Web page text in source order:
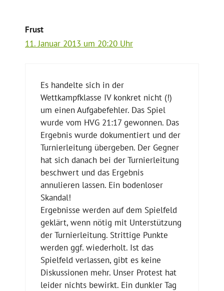
Frust
11. Januar 2013 um 20:20 Uhr
Es handelte sich in der
Wettkampfklasse IV konkret nicht (!)
um einen Aufgabefehler. Das Spiel
wurde vom HVG 21:17 gewonnen. Das
Ergebnis wurde dokumentiert und der
Turnierleitung übergeben. Der Gegner
hat sich danach bei der Turnierleitung
beschwert und das Ergebnis
annulieren lassen. Ein bodenloser
Skandal!
Ergebnisse werden auf dem Spielfeld
geklärt, wenn nötig mit Unterstützung
der Turnierleitung. Strittige Punkte
werden ggf. wiederholt. Ist das
Spielfeld verlassen, gibt es keine
Diskussionen mehr. Unser Protest hat
leider nichts bewirkt. Ein dunkler Tag